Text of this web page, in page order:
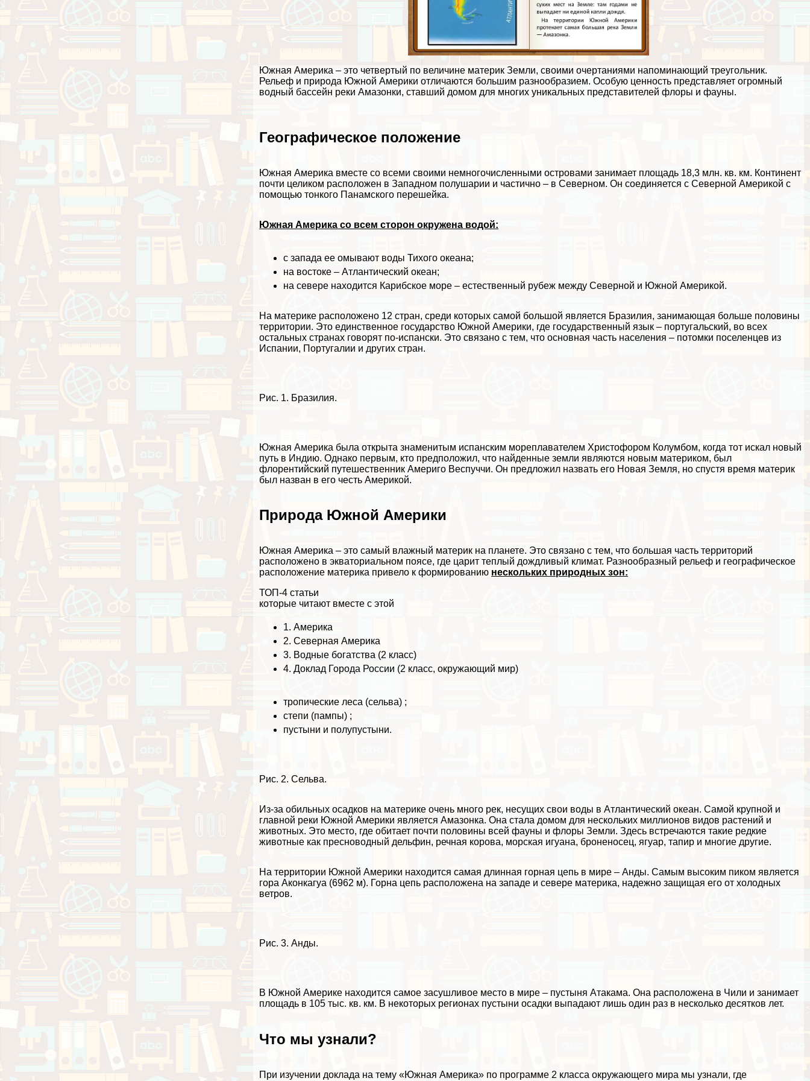
Южная Америка – это четвертый по величине материк Земли, своими очертаниями напоминающий треугольник.
Рельеф и природа Южной Америки отличаются большим разнообразием. Особую ценность представляет огромный
водный бассейн реки Амaзoнки, ставший домом для многих уникальных представителей флоры и фауны.
Географическое положение
Южная Америка вместе со всеми своими немногочисленными островами занимает площадь 18,3 млн. кв. км. Континент
почти целиком расположен в Западном полушарии и частично – в Северном. Он соединяется с Северной Америкой с
помощью тонкого Панамского перешейка.
Южная Америка со всем сторон окружена водой:
с запада ее омывают воды Тихого океана;
на востоке – Атлантический океан;
на севере находится Карибское море – естественный рубеж между Северной и Южной Америкой.
На материке расположено 12 стран, среди которых самой большой является Бразилия, занимающая больше половины
территории. Это единственное государство Южной Америки, где государственный язык – португальский, во всех
остальных странах говорят по-испански. Это связано с тем, что основная часть населения – потомки поселенцев из
Испании, Португалии и других стран.
Рис. 1. Бразилия.
Южная Америка была открыта знаменитым испанским мореплавателем Христофором Колумбом, когда тот искал новый
путь в Индию. Однако первым, кто предположил, что найденные земли являются новым материком, был
флорентийский путешественник Америго Веспуччи. Он предложил назвать его Новая Земля, но спустя время материк
был назван в его честь Америкой.
Природа Южной Америки
Южная Америка – это самый влажный материк на планете. Это связано с тем, что большая часть территорий
расположено в экваториальном поясе, где царит теплый дождливый климат. Разнообразный рельеф и географическое
расположение материка привело к формированию нескольких природных зон:
ТОП-4 статьи
которые читают вместе с этой
1. Америка
2. Северная Америка
3. Водные богатства (2 класс)
4. Доклад Города России (2 класс, окружающий мир)
тропические леса (сельва) ;
степи (пампы) ;
пустыни и полупустыни.
Рис. 2. Сельва.
Из-за обильных осадков на материке очень много рек, несущих свои воды в Атлантический океан. Самой крупной и
главной реки Южной Америки является Амaзoнка. Она стала домом для нескольких миллионов видов растений и
животных. Это место, где обитает почти половины всей фауны и флоры Земли. Здесь встречаются такие редкие
животные как пресноводный дельфин, речная корова, морская игуана, броненосец, ягуар, тапир и многие другие.
На территории Южной Америки находится самая длинная горная цепь в мире – Анды. Самым высоким пиком является
гора Аконкагуа (6962 м). Горна цепь расположена на западе и севере материка, надежно защищая его от холодных
ветров.
Рис. 3. Анды.
В Южной Америке находится самое засушливое место в мире – пустыня Атакама. Она расположена в Чили и занимает
площадь в 105 тыс. кв. км. В некоторых регионах пустыни осадки выпадают лишь один раз в несколько десятков лет.
Что мы узнали?
При изучении доклада на тему «Южная Америка» по программе 2 класса окружающего мира мы узнали, где